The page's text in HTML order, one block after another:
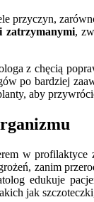
przyczyn,
zatrzymanymi,
z chęcią
po bardziej
aby
w
zanim
edukuje
jak